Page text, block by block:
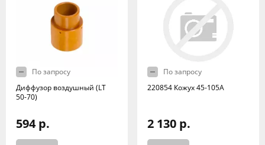
По запросу
Диффузор воздушный (LT
50-70)
594 р.
По запросу
220854 Кожух 45-105A
2 130 р.